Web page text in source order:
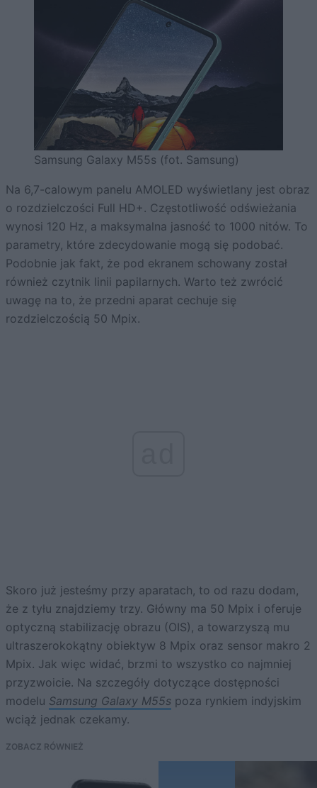
Samsung Galaxy M55s (fot. Samsung)
Na 6,7-calowym panelu AMOLED wyświetlany jest obraz
o rozdzielczości Full HD+. Częstotliwość odświeżania
wynosi 120 Hz, a maksymalna jasność to 1000 nitów. To
parametry, które zdecydowanie mogą się podobać.
Podobnie jak fakt, że pod ekranem schowany został
również czytnik linii papilarnych. Warto też zwrócić
uwagę na to, że przedni aparat cechuje się
rozdzielczością 50 Mpix.
Skoro już jesteśmy przy aparatach, to od razu dodam,
że z tyłu znajdziemy trzy. Główny ma 50 Mpix i oferuje
optyczną stabilizację obrazu (OIS), a towarzyszą mu
ultraszerokokątny obiektyw 8 Mpix oraz sensor makro 2
Mpix. Jak więc widać, brzmi to wszystko co najmniej
przyzwoicie. Na szczegóły dotyczące dostępności
modelu Samsung Galaxy M55s poza rynkiem indyjskim
wciąż jednak czekamy.
ZOBACZ RÓWNIEŻ